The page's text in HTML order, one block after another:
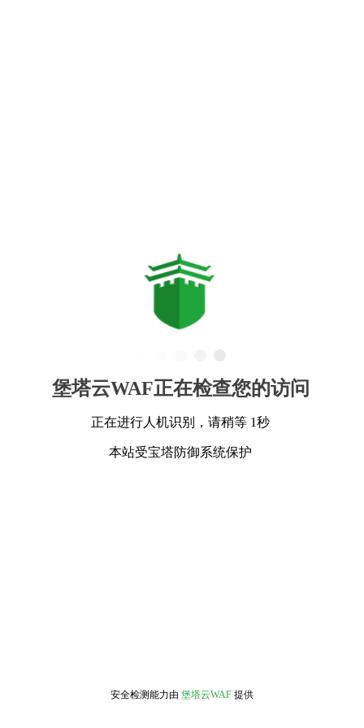
堡塔云WAF正在检查您的访问
正在进行人机识别，请稍等 1秒
本站受宝塔防御系统保护
安全检测能力由 堡塔云WAF 提供